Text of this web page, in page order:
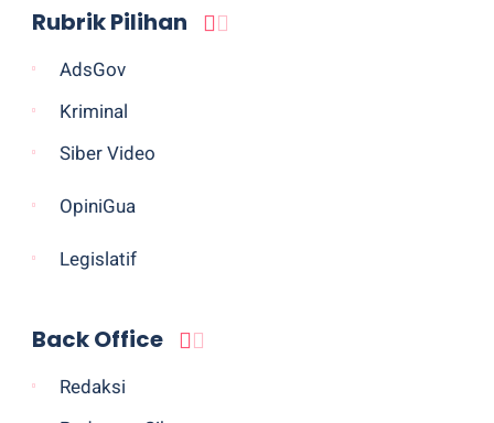
Rubrik Pilihan
AdsGov
Kriminal
Siber Video
OpiniGua
Legislatif
Back Office
Redaksi